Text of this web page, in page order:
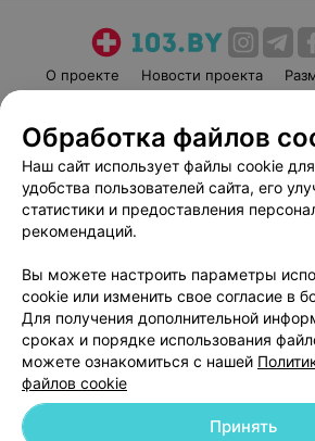
О проекте Новости проекта
Пользовательское соглашение
Вакансии
Написать руководителю
Обработка персональных
© 2026 ООО «Артокс Лаб», УНП 191700409 |
Обработка файлов
Наш сайт использует файлы cookie
удобства пользователей сайта, его
статистики и предоставления
рекомендаций.
Вы можете настроить параметры
cookie или изменить свое согласие в
Для получения дополнительной
сроках и порядке использования
можете ознакомиться с нашей
файлов cookie
Принять